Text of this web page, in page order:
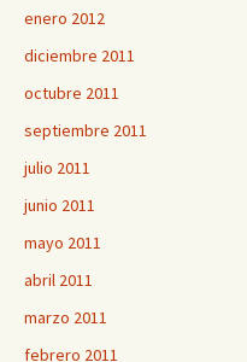
enero 2012
diciembre 2011
octubre 2011
septiembre 2011
julio 2011
junio 2011
mayo 2011
abril 2011
marzo 2011
febrero 2011